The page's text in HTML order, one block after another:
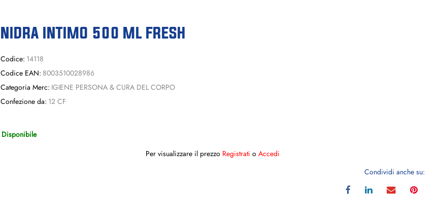
NIDRA INTIMO 500 ML FRESH
Codice: 14118
Codice EAN: 8003510028986
Categoria Merc: IGIENE PERSONA & CURA DEL CORPO
Confezione da: 12 CF
Disponibile
Per visualizzare il prezzo Registrati o Accedi
Condividi anche su: